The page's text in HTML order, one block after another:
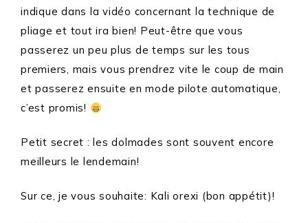
indique dans la vidéo concernant la technique de
pliage et tout ira bien! Peut-être que vous
passerez un peu plus de temps sur les tous
premiers, mais vous prendrez vite le coup de main
et passerez ensuite en mode pilote automatique,
c’est promis!
Petit secret : les dolmades sont souvent encore
meilleurs le lendemain!
Sur ce, je vous souhaite: Kali orexi (bon appétit)!